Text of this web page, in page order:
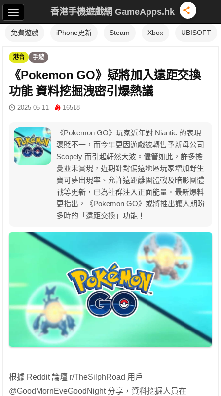
香港手機遊戲網 GameApps.hk
免費遊戲 iPhone更新 Steam Xbox UBISOFT
港台 手遊
《Pokemon GO》疑將加入遠距交換
功能 資料挖掘洩密引爆熱議
2025-05-11 16518
《Pokemon GO》玩家近年對 Niantic 的表現
褒貶不一，而今年更因遊戲被轉售予新母公司
Scopely 而引起軒然大波。儘管如此，許多擔
憂並未實現，近期針對偏遠地區玩家增加野生
寶可夢出現率、允許遠距離團體戰及暗影團體
戰等更新，已為社群注入正面能量。最新爆料
更指出，《Pokemon GO》或將推出讓人期盼
多時的「遠距交換」功能！
根據 Reddit 論壇 r/TheSilphRoad 用戶
@GoodMornEveGoodNight 分享，資料挖掘人員在